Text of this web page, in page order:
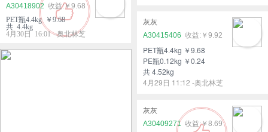
A30418902
￥9.68
PET瓶4.4kg ￥9.68
共 4.4kg
4月30日 16:01 -奥北林芝
灰灰
A30415406
￥9.92
PET瓶4.4kg ￥9.68
PE瓶0.12kg ￥0.24
共 4.52kg
4月29日 11:12 -奥北林芝
灰灰
A30409271
￥8.69